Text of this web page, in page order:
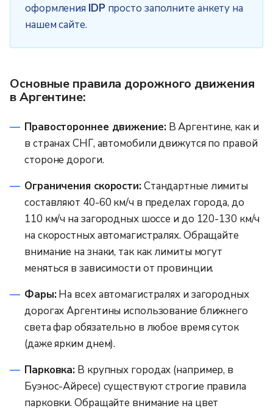
оформления IDP просто заполните анкету на
нашем сайте.
Основные правила дорожного движения
в Аргентине:
Правостороннее движение:В Аргентине, как и
в странах СНГ, автомобили движутся по правой
стороне дороги.
Ограничения скорости:Стандартные лимиты
составляют 40-60 км/ч в пределах города, до
110 км/ч на загородных шоссе и до 120-130 км/ч
на скоростных автомагистралях. Обращайте
внимание на знаки, так как лимиты могут
меняться в зависимости от провинции.
Фары:На всех автомагистралях и загородных
дорогах Аргентины использование ближнего
света фар обязательно в любое время суток
(даже ярким днем).
Парковка: В крупных городах (например, в
Буэнос-Айресе) существуют строгие правила
парковки. Обращайте внимание на цвет